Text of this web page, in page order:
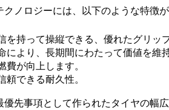
ノロジーには、以下のような特徴
を持って操縦できる、優れたグリッ
により、長期間にわたって価値を維
が向上します。
できる耐久性。
先事項として作られたタイヤの幅